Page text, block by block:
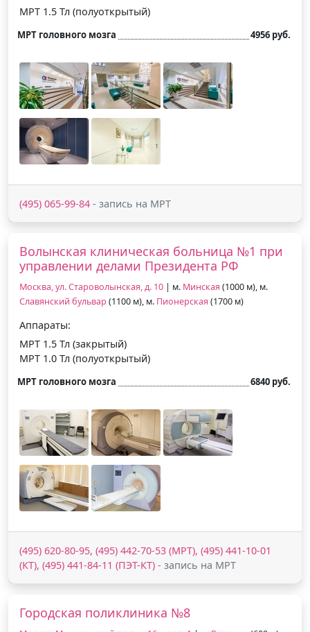
МРТ 1.5 Тл (полуоткрытый)
МРТ головного мозга 4956 руб.
(495) 065-99-84 - запись на МРТ
Волынская клиническая больница №1 при
управлении делами Президента РФ
Москва, ул. Староволынская, д. 10 | м. Минская (1000 м), м.
Славянский бульвар (1100 м), м. Пионерская (1700 м)
Аппараты:
МРТ 1.5 Тл (закрытый)
МРТ 1.0 Тл (полуоткрытый)
МРТ головного мозга 6840 руб.
(495) 620-80-95, (495) 442-70-53 (МРТ), (495) 441-10-01
(КТ), (495) 441-84-11 (ПЭТ-КТ) - запись на МРТ
Городская поликлиника №8